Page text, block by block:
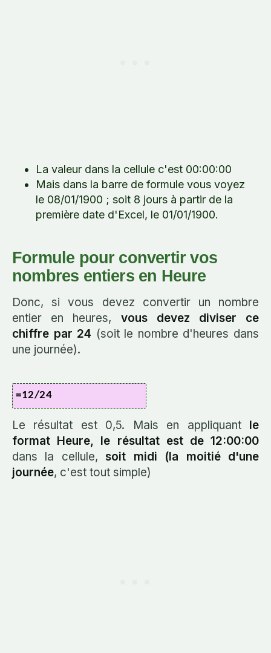
La valeur dans la cellule c'est 00:00:00
Mais dans la barre de formule vous voyez
le 08/01/1900 ; soit 8 jours à partir de la
première date d'Excel, le 01/01/1900.
Formule pour convertir vos
nombres entiers en Heure
Donc, si vous devez convertir un nombre
entier en heures, vous devez diviser ce
chiffre par 24 (soit le nombre d'heures dans
une journée).
=12/24
Le résultat est 0,5. Mais en appliquant le
format Heure, le résultat est de 12:00:00
dans la cellule,soit midi (la moitié d'une
journée, c'est tout simple)